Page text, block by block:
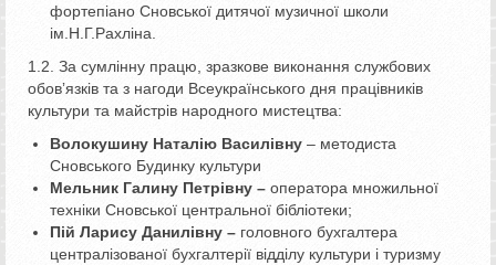
фортепіано Сновської дитячої музичної школи
ім.Н.Г.Рахліна.
1.2. За сумлінну працю, зразкове виконання службових
обовʼязків та з нагоди Всеукраїнського дня працівників
культури та майстрів народного мистецтва:
Волокушину Наталію Василівну – методиста
Сновського Будинку культури
Мельник Галину Петрівну – оператора множильної
техніки Сновської центральної бібліотеки;
Пій Ларису Данилівну – головного бухгалтера
централізованої бухгалтерії відділу культури і туризму